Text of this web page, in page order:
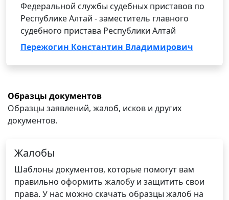
Федеральной службы судебных приставов по
Республике Алтай - заместитель главного
судебного пристава Республики Алтай
Пережогин Константин Владимирович
Образцы документов
Образцы заявлений, жалоб, исков и других
документов.
Жалобы
Шаблоны документов, которые помогут вам
правильно оформить жалобу и защитить свои
права. У нас можно скачать образцы жалоб на